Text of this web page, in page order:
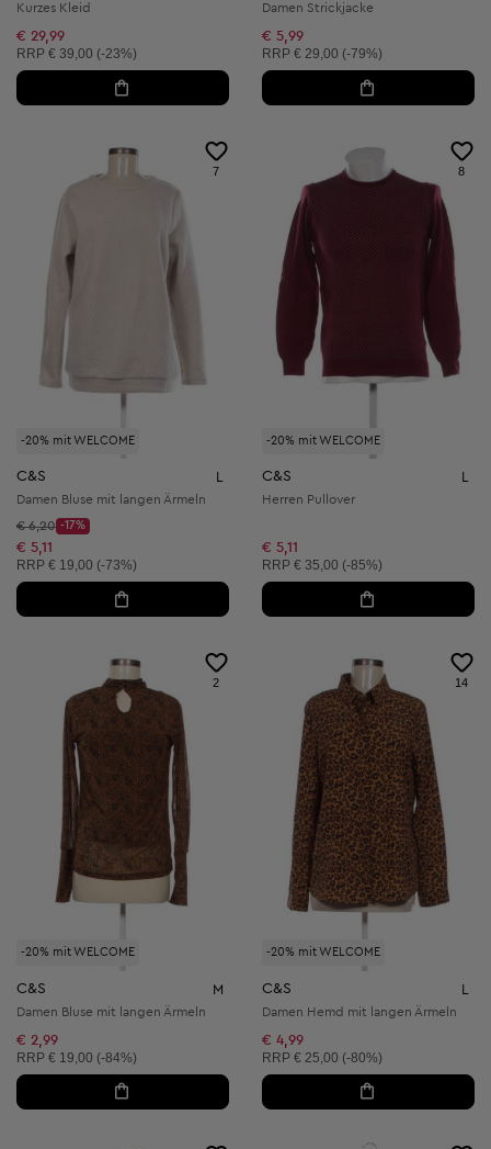
Kurzes Kleid
€ 29,99
Unverbindliche Preisempfehlung:
RRP € 39,00 (-23%)
Damen Strickjacke
€ 5,99
Unverbindliche Preisempfehlung:
RRP € 29,00 (-79%)
-20% mit WELCOME
7
C&S
Damen Bluse mit langen Ärmeln
Startpreis:
€ 6,20
Discount Price:
-17%
Reduzierter Preis:
€ 5,11
Unverbindliche Preisempfehlung:
RRP € 19,00 (-73%)
-20% mit WELCOME
8
C&S
Herren Pullover
€ 5,11
Unverbindliche Preisempfehlung:
RRP € 35,00 (-85%)
-20% mit WELCOME
2
C&S M
Damen Bluse mit langen Ärmeln
€ 2,99
Unverbindliche Preisempfehlung:
RRP € 19,00 (-84%)
-20% mit WELCOME
14
C&S L
Damen Hemd mit langen Ärmeln
€ 4,99
Unverbindliche Preisempfehlung:
RRP € 25,00 (-80%)